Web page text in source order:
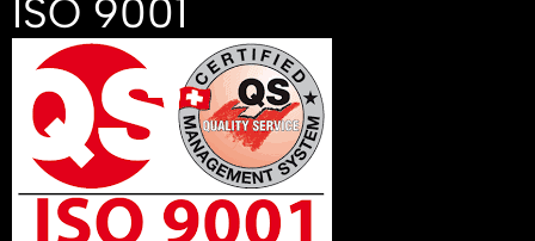
ISO 9001